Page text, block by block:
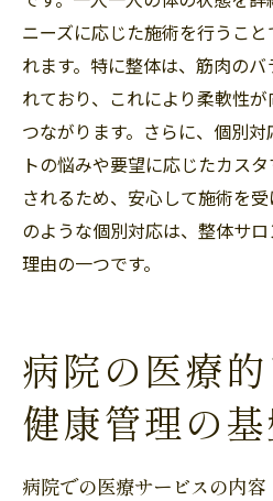
ニーズに応じた施術を行うこ
れます。特に整体は、筋肉の
れており、これにより柔軟性
つながります。さらに、個別
トの悩みや要望に応じたカス
されるため、安心して施術を
のような個別対応は、整体サ
理由の一つです。
病院の医療
健康管理の基
病院での医療サービスの内容